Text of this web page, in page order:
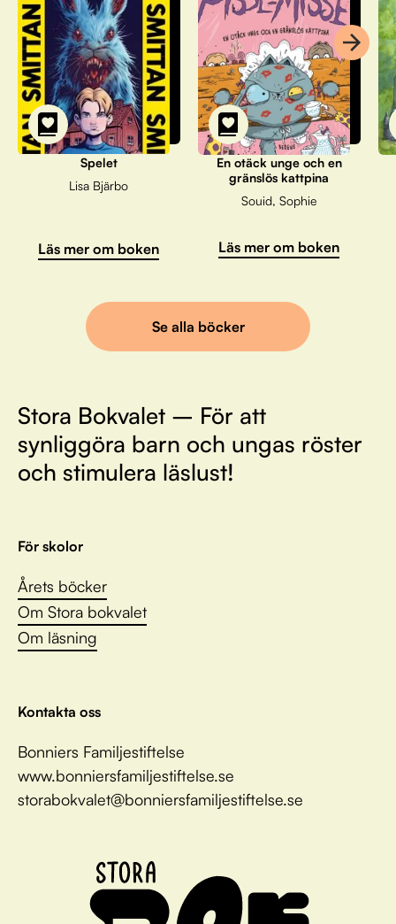
Spelet
Lisa Bjärbo
Läs mer om boken
En otäck unge och en
gränslös kattpina
Souid, Sophie
Läs mer om boken
Se alla böcker
Stora Bokvalet – För att
synliggöra barn och ungas röster
och stimulera läslust!
För skolor
Årets böcker
Om Stora bokvalet
Om läsning
Kontakta oss
Bonniers Familjestiftelse
www.bonniersfamiljestiftelse.se
storabokvalet@bonniersfamiljestiftelse.se